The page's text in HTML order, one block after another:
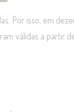
Por isso, em
válidas a partir